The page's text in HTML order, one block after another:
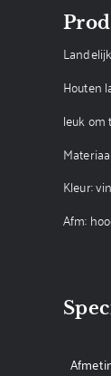
Houten
leuk
Kleur:
Afm: